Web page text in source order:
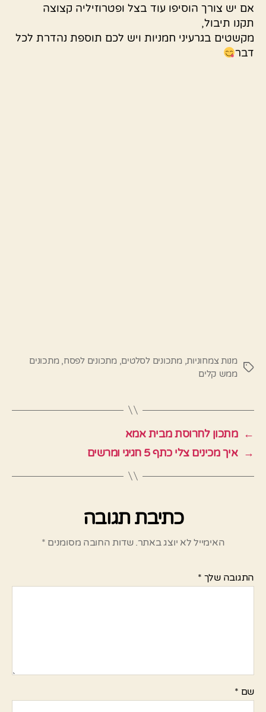
אם יש צורך הוסיפו עוד בצל ופטרוזיליה קצוצה
תקנו תיבול,
מקשטים בגרעיני חמניות ויש לכם תוספת נהדרת לכל
דבר
תגיות
מנות צמחוניות,מתכונים לסלטים,מתכונים לפסח,מתכונים
ממש קלים
← מתכון לחרוסת מבית אמא
→ איך מכינים צלי כתף 5 חגיגי ומרשים
כתיבת תגובה
האימייל לא יוצג באתר. שדות החובה מסומנים *
התגובה שלך *
שם *